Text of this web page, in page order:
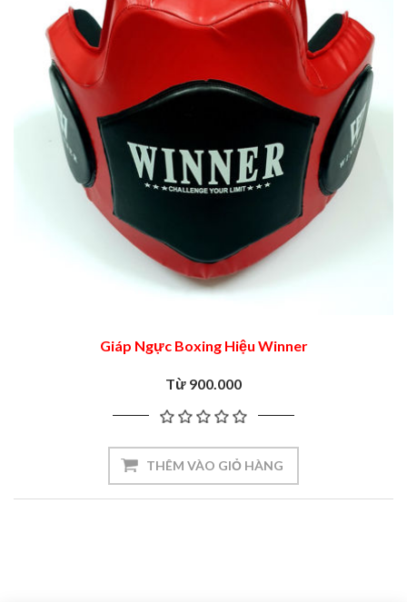
Giáp Ngực Boxing Hiệu Winner
Từ 900.000